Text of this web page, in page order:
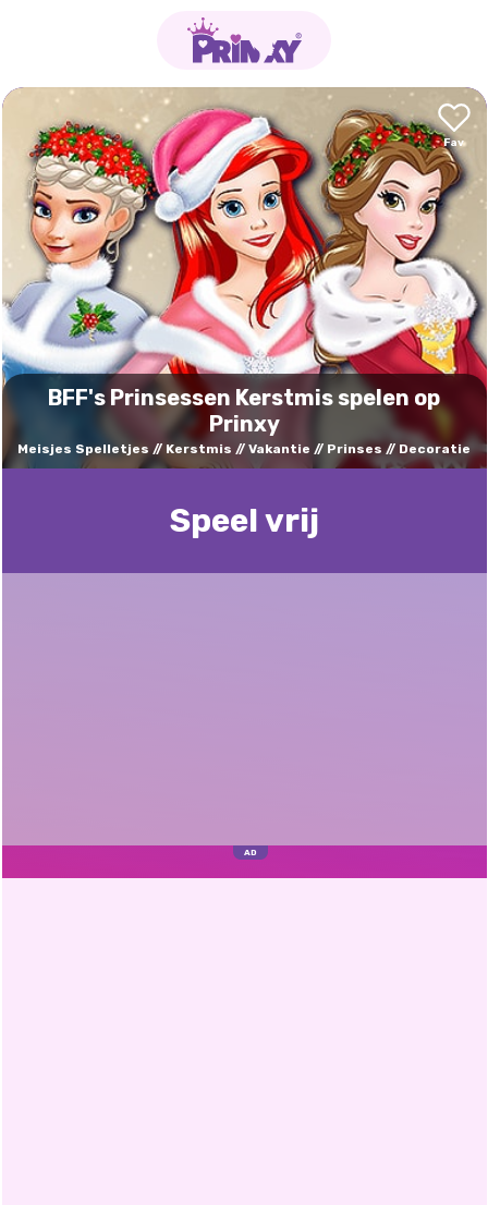
BFF's Prinsessen Kerstmis spelen op
Prinxy
Meisjes Spelletjes Kerstmis Vakantie Prinses Decoratie
Speel vrij